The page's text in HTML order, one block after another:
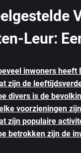
Leur:
inwoners heeft
zijn de
divers is de
voorzieningen
zijn populaire
betrokken zijn de